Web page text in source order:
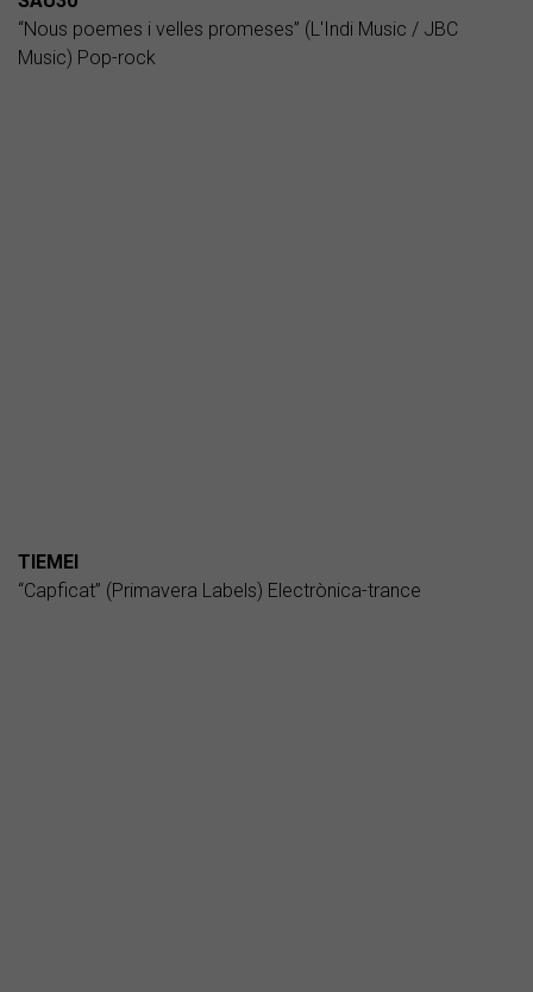
“Nous poemes i velles promeses” (L'Indi Music / JBC
Music) Pop-rock
TIEMEI
“Capficat” (Primavera Labels) Electrònica-trance